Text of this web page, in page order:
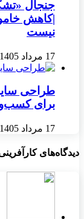
جنجال
|کاهش
نیست
17 مرداد 1405
طراحی
برای
17 مرداد 1405
دیدگاه‌های